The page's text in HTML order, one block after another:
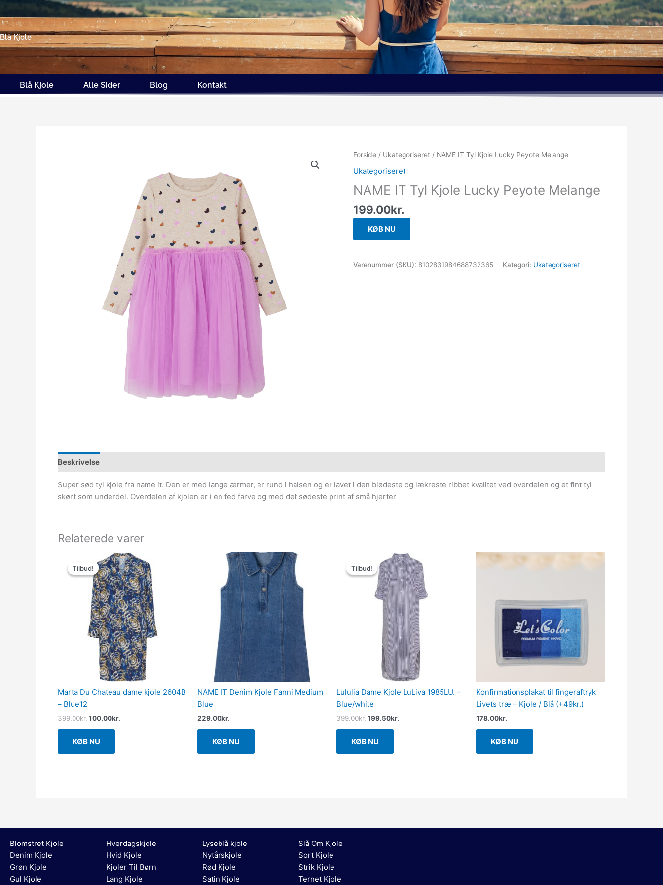
til
indholdet
Blå Kjole
Blå Kjole Alle Sider Blog Kontakt
Forside / Ukategoriseret / NAME IT Tyl Kjole Lucky Peyote Melange
Ukategoriseret
NAME IT Tyl Kjole Lucky Peyote Melange
199.00kr.
KØB NU
Varenummer (SKU): 8102831984688732365 Kategori: Ukategoriseret
Beskrivelse
Super sød tyl kjole fra name it. Den er med lange ærmer, er rund i halsen og er lavet i den blødeste og lækreste ribbet kvalitet ved overdelen og et fint tyl
skørt som underdel. Overdelen af kjolen er i en fed farve og med det sødeste print af små hjerter
Relaterede varer
Tilbud!
Tilbud!
Marta Du Chateau dame kjole 2604B
– Blue12
399.00kr.
oprindelige
pris
var:
399.00kr..
100.00kr.
Den
aktuelle
pris
er:
100.00kr..
KØB NU
NAME IT Denim Kjole Fanni Medium
Blue
229.00kr.
KØB NU
Tilbud!
Tilbud!
Lululia Dame Kjole LuLiva 1985LU. –
Blue/white
399.00kr.
oprindelige
pris
var:
399.00kr..
199.50kr.
Den
aktuelle
pris
er:
199.50kr..
KØB NU
Konfirmationsplakat til fingeraftryk
Livets træ – Kjole / Blå (+49kr.)
178.00kr.
KØB NU
Blomstret Kjole
Denim Kjole
Grøn Kjole
Gul Kjole
Hverdagskjole
Hvid Kjole
Kjoler Til Børn
Lang Kjole
Lyseblå kjole
Nytårskjole
Rød Kjole
Satin Kjole
Slå Om Kjole
Sort Kjole
Strik Kjole
Ternet Kjole